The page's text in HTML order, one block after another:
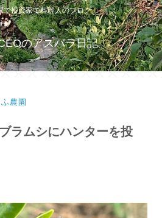
で投資家で料理人のブログ
のアスパラ日記
農園
ラムシにハンターを投